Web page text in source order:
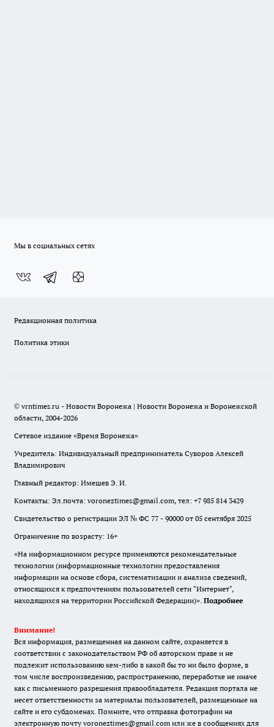
Мы в социальных сетях
Редакционная политика
Политика этики
© vrntimes.ru - Новости Воронежа | Новости Воронежа и Воронежской
области, 2004-2026
Сетевое издание «Время Воронежа»
Учредитель: Индивидуальный предприниматель Суворов Алексей
Владимирович
Главный редактор: Имешев Э. И.
Контакты: Эл.почта: voroneztimes@gmail.com, тел: +7 985 814 3429
Свидетельство о регистрации ЭЛ № ФС 77 - 90000 от 05 сентября 2025
Ограничение по возрасту: 16+
«На информационном ресурсе применяются рекомендательные
технологии (информационные технологии предоставления
информации на основе сбора, систематизации и анализа сведений,
относящихся к предпочтениям пользователей сети "Интернет",
находящихся на территории Российской Федерации)». Подробнее
Внимание!
Вся информация, размещенная на данном сайте, охраняется в
соответствии с законодательством РФ об авторском праве и не
подлежит использованию кем-либо в какой бы то ни было форме, в
том числе воспроизведению, распространению, переработке не иначе
как с письменного разрешения правообладателя. Редакция портала не
несет ответственности за материалы пользователей, размещенные на
сайте и его субдоменах. Помните, что отправка фотографии на
электронную почту voroneztimes@gmail.com или же в сообщениях для